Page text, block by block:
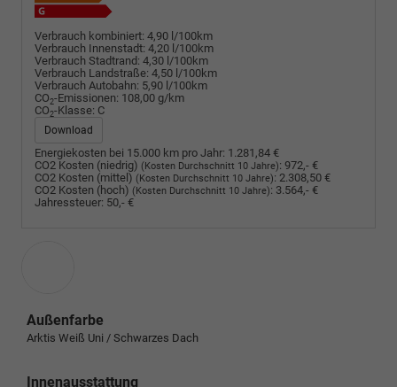
Verbrauch kombiniert: 4,90 l/100km
Verbrauch Innenstadt: 4,20 l/100km
Verbrauch Stadtrand: 4,30 l/100km
Verbrauch Landstraße: 4,50 l/100km
Verbrauch Autobahn: 5,90 l/100km
CO2-Emissionen: 108,00 g/km
CO2-Klasse: C
Download
Energiekosten bei 15.000 km pro Jahr: 1.281,84 €
CO2 Kosten (niedrig) (Kosten Durchschnitt 10 Jahre): 972,- €
CO2 Kosten (mittel) (Kosten Durchschnitt 10 Jahre): 2.308,50 €
CO2 Kosten (hoch) (Kosten Durchschnitt 10 Jahre): 3.564,- €
Jahressteuer: 50,- €
Außenfarbe
Arktis Weiß Uni / Schwarzes Dach
Innenausstattung